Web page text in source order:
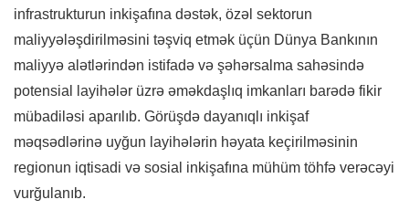
infrastrukturun inkişafına dəstək, özəl sektorun
maliyyələşdirilməsini təşviq etmək üçün Dünya Bankının
maliyyə alətlərindən istifadə və şəhərsalma sahəsində
potensial layihələr üzrə əməkdaşlıq imkanları barədə fikir
mübadiləsi aparılıb. Görüşdə dayanıqlı inkişaf
məqsədlərinə uyğun layihələrin həyata keçirilməsinin
regionun iqtisadi və sosial inkişafına mühüm töhfə verəcəyi
vurğulanıb.